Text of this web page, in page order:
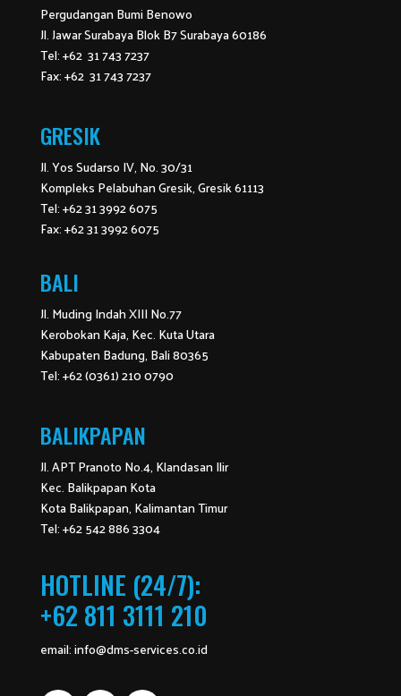
Pergudangan Bumi Benowo
Jl. Jawar Surabaya Blok B7 Surabaya 60186
Tel: +62 31 743 7237
Fax: +62 31 743 7237
GRESIK
Jl. Yos Sudarso IV, No. 30/31
Kompleks Pelabuhan Gresik, Gresik 61113
Tel: +62 31 3992 6075
Fax: +62 31 3992 6075
BALI
Jl. Muding Indah XIII No.77
Kerobokan Kaja, Kec. Kuta Utara
Kabupaten Badung, Bali 80365
Tel: +62 (0361) 210 0790
BALIKPAPAN
Jl. APT Pranoto No.4, Klandasan Ilir
Kec. Balikpapan Kota
Kota Balikpapan, Kalimantan Timur
Tel: +62 542 886 3304
HOTLINE (24/7):
+62 811 3111 210
email:info@dms-services.co.id